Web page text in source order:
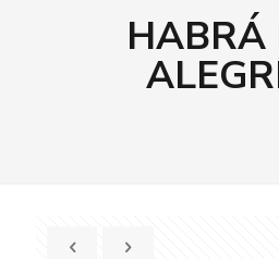
HABRÁ